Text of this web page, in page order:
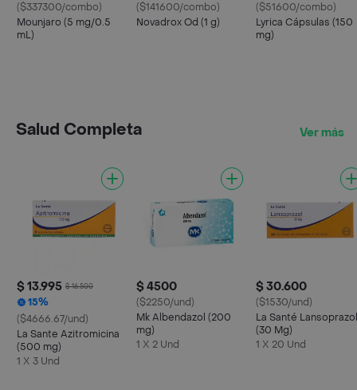
($337300/combo)
Mounjaro (5 mg/0.5
mL)
($141600/combo)
Novadrox Od (1 g)
($51600/combo)
Lyrica Cápsulas (150
mg)
Salud Completa Ver más
$ 13.995 $ 16.500
15%
($4666.67/und)
La Sante Azitromicina
(500 mg)
1 X 3 Und
$ 4500
($2250/und)
Mk Albendazol (200
mg)
1 X 2 Und
$ 30.600
($1530/und)
La Santé Lansoprazol
(30 Mg)
1 X 20 Und